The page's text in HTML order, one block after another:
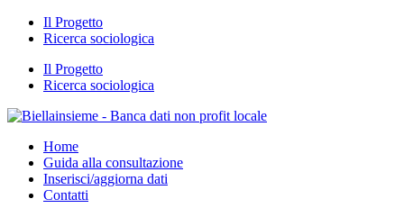
Il Progetto
Ricerca sociologica
Il Progetto
Ricerca sociologica
Home
Guida alla consultazione
Inserisci/aggiorna dati
Contatti